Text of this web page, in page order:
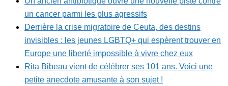
un cancer parmi les plus agressifs
Derrière la crise migratoire de Ceuta, des destins
invisibles : les jeunes LGBTQ+ qui espèrent trouver en
Europe une liberté impossible à vivre chez eux
Rita Bibeau vient de célébrer ses 101 ans. Voici une
petite anecdote amusante à son sujet !